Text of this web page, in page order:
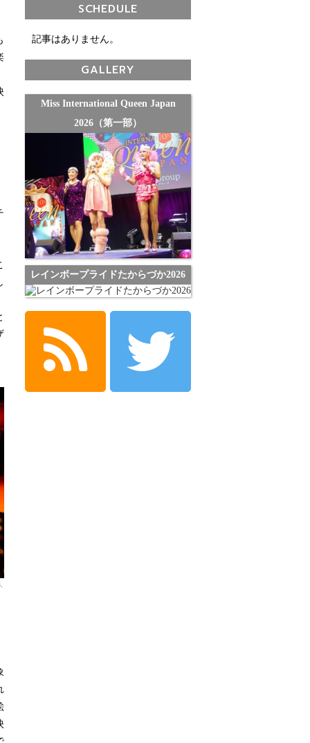
SCHEDULE
記事はありません。
GALLERY
Miss International Queen Japan
2026（第一部）
レインボープライドたからづか2026